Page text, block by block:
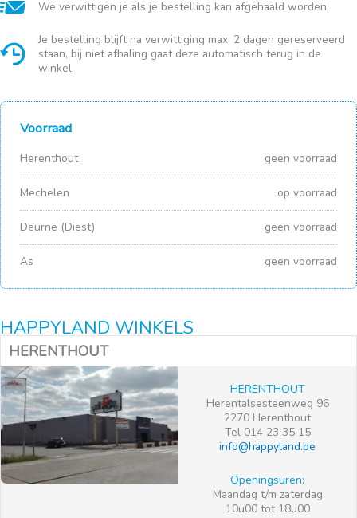
We verwittigen je als je bestelling kan afgehaald worden.
Je bestelling blijft na verwittiging max. 2 dagen gereserveerd
staan, bij niet afhaling gaat deze automatisch terug in de
winkel.
Voorraad
Herenthout geen voorraad
Mechelen op voorraad
Deurne (Diest) geen voorraad
As geen voorraad
HAPPYLAND WINKELS
HERENTHOUT
HERENTHOUT
Herentalsesteenweg 96
2270 Herenthout
Tel 014 23 35 15
info@happyland.be
Openingsuren:
Maandag t/m zaterdag
10u00 tot 18u00